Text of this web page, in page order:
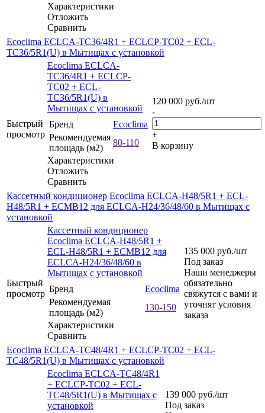
Характеристики
Отложить
Сравнить
Ecoclima ECLCA-TC36/4R1 + ECLCP-TC02 + ECL-
TC36/5R1(U) в Мытищах с установкой
Быстрый
просмотр
Ecoclima ECLCA-
TC36/4R1 + ECLCP-
TC02 + ECL-
TC36/5R1(U) в
Мытищах с установкой
Бренд
Ecoclima
Рекомендуемая
площадь (м2)
80-110
Характеристики
Отложить
Сравнить
120 000 руб./шт
-
+
В корзину
Кассетный кондиционер Ecoclima ECLCA-H48/5R1 + ECL-
H48/5R1 + ECMB12 для ECLCA-H24/36/48/60 в Мытищах с
установкой
Быстрый
просмотр
Кассетный кондиционер
Ecoclima ECLCA-H48/5R1 +
ECL-H48/5R1 + ECMB12 для
ECLCA-H24/36/48/60 в
Мытищах с установкой
Бренд
Ecoclima
Рекомендуемая
площадь (м2)
130-150
Характеристики
Сравнить
135 000 руб./шт
Под заказ
Наши менеджеры
обязательно
свяжутся с вами и
уточнят условия
заказа
Ecoclima ECLCA-TC48/4R1 + ECLCP-TC02 + ECL-
TC48/5R1(U) в Мытищах с установкой
Ecoclima ECLCA-TC48/4R1
+ ECLCP-TC02 + ECL-
TC48/5R1(U) в Мытищах с
установкой
139 000 руб./шт
Под заказ